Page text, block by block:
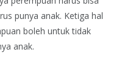
punya anak. Ketiga hal
boleh untuk tidak
anak.